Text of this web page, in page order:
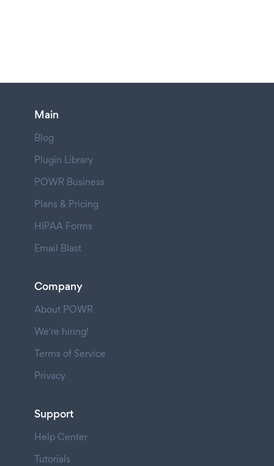
Main
Blog
Plugin Library
POWR Business
Plans & Pricing
HIPAA Forms
Email Blast
Company
About POWR
We're hiring!
Terms of Service
Privacy
Support
Help Center
Tutorials